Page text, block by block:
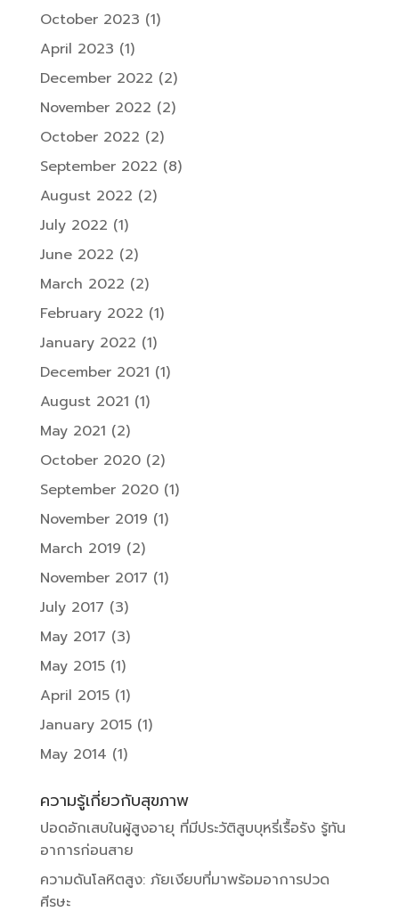
October 2023 (1)
April 2023 (1)
December 2022 (2)
November 2022 (2)
October 2022 (2)
September 2022 (8)
August 2022 (2)
July 2022 (1)
June 2022 (2)
March 2022 (2)
February 2022 (1)
January 2022 (1)
December 2021 (1)
August 2021 (1)
May 2021 (2)
October 2020(2)
September 2020(1)
November 2019 (1)
March 2019 (2)
November 2017 (1)
July 2017 (3)
May 2017 (3)
May 2015(1)
April 2015(1)
January 2015(1)
May 2014 (1)
ความรู้เกี่ยวกับสุขภาพ
ปอดอักเสบในผู้สูงอายุ ที่มีประวัติสูบบุหรี่เรื้อรัง รู้ทัน
อาการก่อนสาย
ความดันโลหิตสูง: ภัยเงียบที่มาพร้อมอาการปวด
ศีรษะ